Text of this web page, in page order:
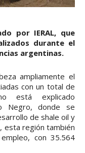
por IERAL, que
durante el
argentinas.
ampliamente el
con un total de
está explicado
Negro, donde se
de shale oil y
esta región también
con 35.564